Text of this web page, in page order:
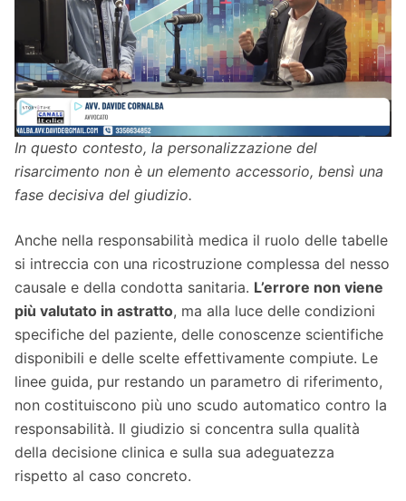
In questo contesto, la personalizzazione del
risarcimento non è un elemento accessorio, bensì una
fase decisiva del giudizio.
Anche nella responsabilità medica il ruolo delle tabelle
si intreccia con una ricostruzione complessa del nesso
causale e della condotta sanitaria. L’errore non viene
più valutato in astratto, ma alla luce delle condizioni
specifiche del paziente, delle conoscenze scientifiche
disponibili e delle scelte effettivamente compiute. Le
linee guida, pur restando un parametro di riferimento,
non costituiscono più uno scudo automatico contro la
responsabilità. Il giudizio si concentra sulla qualità
della decisione clinica e sulla sua adeguatezza
rispetto al caso concreto.